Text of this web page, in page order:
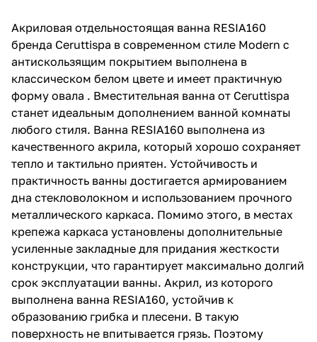
Акриловая отдельностоящая ванна RESIA160
бренда Ceruttispa в современном стиле Modern c
антискользящим покрытием выполнена в
классическом белом цвете и имеет практичную
форму овала . Вместительная ванна от Ceruttispa
станет идеальным дополнением ванной комнаты
любого стиля. Ванна RESIA160 выполнена из
качественного акрила, который хорошо сохраняет
тепло и тактильно приятен. Устойчивость и
практичность ванны достигается армированием
дна стекловолокном и использованием прочного
металлического каркаса. Помимо этого, в местах
крепежа каркаса установлены дополнительные
усиленные закладные для придания жесткости
конструкции, что гарантирует максимально долгий
срок эксплуатации ванны. Акрил, из которого
выполнена ванна RESIA160, устойчив к
образованию грибка и плесени. В такую
поверхность не впитывается грязь. Поэтому